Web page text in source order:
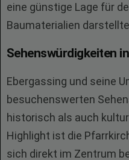
eine günstige Lage für
Baumaterialien
Sehenswürdigkeiten
Ebergassing und seine
besuchenswerten
historisch als auch
Highlight ist die
sich direkt im Zentrum